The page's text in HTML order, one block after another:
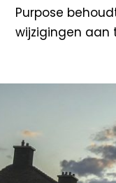
Purpose
wijzigingen aan